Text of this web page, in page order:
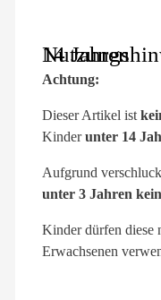
Nutzungshinweis für Kinder unter 14 Jahren
Achtung:
Dieser Artikel ist
Kinderunter 14
Aufgrund
unter 3 Jahren
Kinder dürfen diese
Erwachsenen